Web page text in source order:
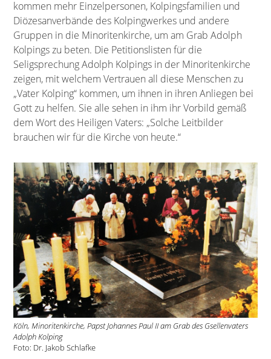
kommen mehr Einzelpersonen, Kolpingsfamilien und
Diözesanverbände des Kolpingwerkes und andere
Gruppen in die Minoritenkirche, um am Grab Adolph
Kolpings zu beten. Die Petitionslisten für die
Seligsprechung Adolph Kolpings in der Minoritenkirche
zeigen, mit welchem Vertrauen all diese Menschen zu
„Vater Kolping“ kommen, um ihnen in ihren Anliegen bei
Gott zu helfen. Sie alle sehen in ihm ihr Vorbild gemäß
dem Wort des Heiligen Vaters: „Solche Leitbilder
brauchen wir für die Kirche von heute.“
Köln, Minoritenkirche, Papst Johannes Paul II am Grab des Gsellenvaters
Adolph Kolping
Foto: Dr. Jakob Schlafke